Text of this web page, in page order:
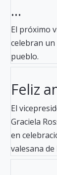
...
El próximo
celebran
pueblo.
Feliz
El
Graciela
en
valesana de